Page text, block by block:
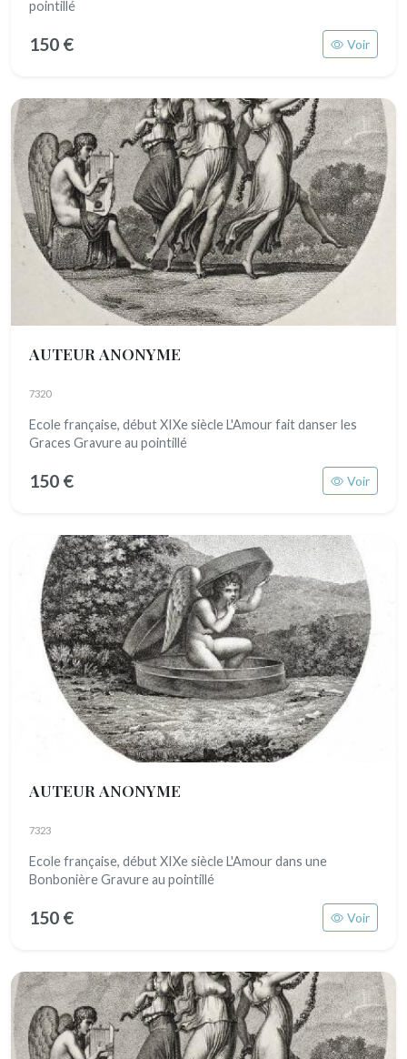
pointillé
150 € Voir
AUTEUR ANONYME
7320
Ecole française, début XIXe siècle L'Amour fait danser les
Graces Gravure au pointillé
150 € Voir
AUTEUR ANONYME
7323
Ecole française, début XIXe siècle L'Amour dans une
Bonbonière Gravure au pointillé
150 € Voir